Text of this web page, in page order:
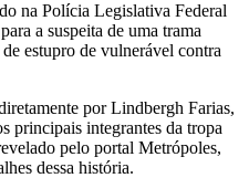
na Polícia Legislativa Federal
a suspeita de uma trama
estupro de vulnerável contra
por Lindbergh Farias,
principais integrantes da tropa
pelo portal Metrópoles,
dessa história.